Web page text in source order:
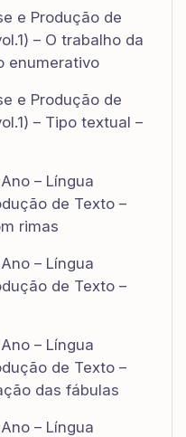
e Produção de
– O trabalho da
enumerativo
e Produção de
– Tipo textual –
– Língua
de Texto –
rimas
– Língua
de Texto –
– Língua
de Texto –
das fábulas
– Língua